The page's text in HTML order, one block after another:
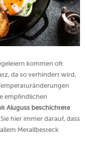
kommen oft
da so verhindert wird,
empfindlichen
Aluguss beschichtete
hier immer darauf, dass
Metallbesteck